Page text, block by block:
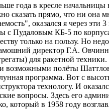
года в кресле начальницы
сказать прямо, что ни она
оказался я через эти
с Пудаловым КБ-5 по
только на пользу. Но
директор Г.А.
для ракетной
полёты Шаттлов
программа. Вот с
технологу. И
вопросы. Здесь его
который в 1958 году